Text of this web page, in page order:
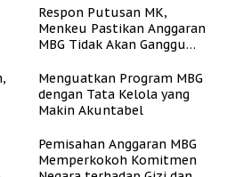
Respon Putusan MK,
Menkeu Pastikan Anggaran
MBG Tidak Akan Ganggu
Menguatkan Program MBG
dengan Tata Kelola yang
Makin Akuntabel
Pemisahan Anggaran MBG
Memperkokoh Komitmen